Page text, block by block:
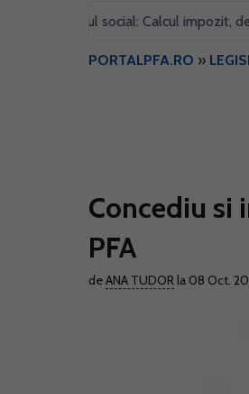
sediul social: Calcul impozit,
PORTALPFA.RO »
Concediu si
PFA
deANA TUDOR la 08 Oct.